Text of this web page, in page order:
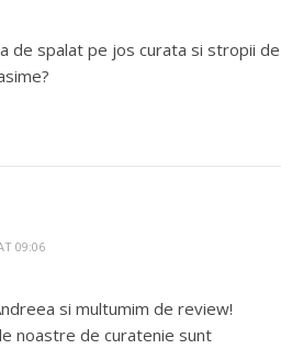
de spalat pe jos curata si stropii de
09:06
si multumim de review!
noastre de curatenie sunt